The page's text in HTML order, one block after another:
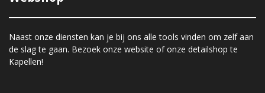
Naast onze diensten kan je bij ons alle tools vinden om zelf aan
de slag te gaan. Bezoek onze website of onze detailshop te
Kapellen!